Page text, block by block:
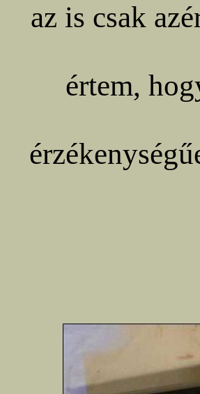
az is csak
értem,